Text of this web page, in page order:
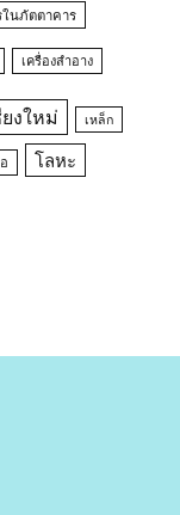
ในภัตตาคาร
เครื่องสำอาง
ยงใหม่ เหล็ก
โลหะ